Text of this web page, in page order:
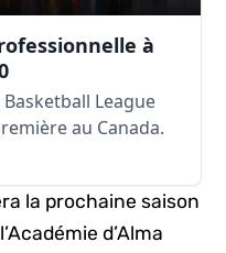
à
Basketball League
au Canada.
la prochaine saison
d’Alma